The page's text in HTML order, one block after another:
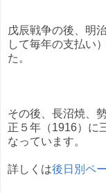
戊辰戦争の後、明
して毎年の支払い
た。
その後、長沼焼、
正５年（1916）に
なっています。
詳しくは後日別ペ